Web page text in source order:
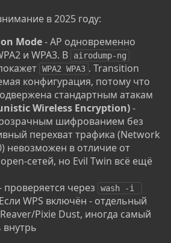
в 2025 году:
Mode- AP одновременно
и WPA3. В
airodump-ng
WPA2 WPA3 . Transition
конфигурация, потому что
стандартным атакам
Wireless Encryption)-
шифрованием без
перехват трафика (Network
невозможен в отличие от
сетей, но Evil Twin всё ещё
проверяется через
wash -i
WPS включён - отдельный
Pixie Dust, иногда самый